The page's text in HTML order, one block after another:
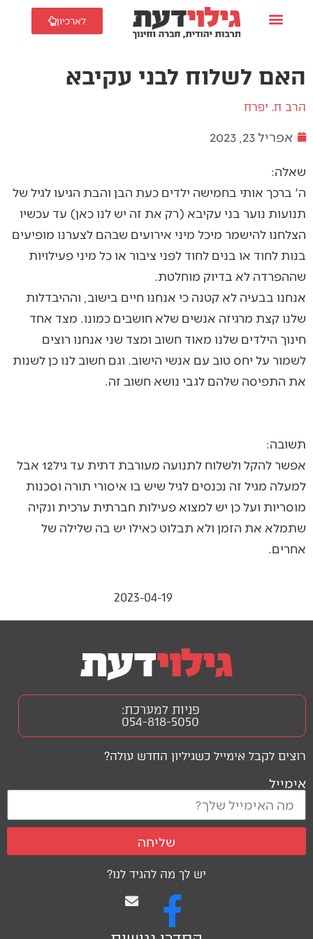
לארכיון
האם לשלוח לבני עקיבא
הרב ח. יפרח
אפריל 23, 2023
שאלה:
ה' ברכך אותי בחמישה ילדים כעת הבן והבת הגיעו לגיל של
תנועות נוער בני עקיבא (רק את זה יש לנו כאן) עד עכשיו
הצלחנו להישמר מיכל מיני אירועים שבהם לצערנו מופיעים
בנות לחוד או בנים לחוד לפני ציבור או כל מיני פעילויות
שההפרדה לא בדיוק מוחלטת.
אנחנו בבעיה לא קטנה כי אנחנו חיים בישוב, וההיבדלות
שלנו קצת מרגיזה אנשים שלא חושבים כמונו. מצד אחד
חינוך הילדים שלנו מאוד חשוב ומצד שני אנחנו רוצים
לשמור על יחס טוב עם אנשי הישוב. וגם חשוב לנו כן לשנות
את התפיסה שלהם לגבי נושא חשוב זה.
תשובה:
אפשר להקל ולשלוח לתנועה מעורבת דתית עד גיל12 אבל
למעלה מגיל זה נכנסים לגיל שיש בו איסורי תורה וסכנות
מוסריות ועל כן יש למצוא פעילות חברתית ערכית ונקיה
שתמלא את הזמן ולא תבלוט כאילו יש בה שלילה של
אחרים.
2023-04-19
יש לך מה להגיד לנו?
רוצים לקבל אימייל כשגיליון החדש עולה?
אימייל
שליחה
פניות למערכת:
054-818-5050